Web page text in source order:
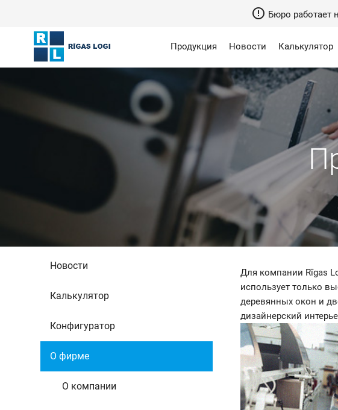
error_outline Бюро работает
Продукция Новости Калькулятор
Новости
Калькулятор
Конфигуратор
О фирме
О компании
Для компании Rīgas
использует только
деревянных окон и
дизайнерский